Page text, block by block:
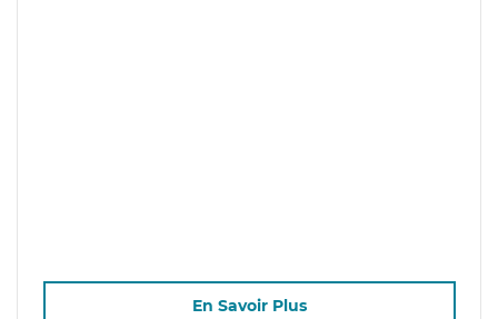
En Savoir Plus